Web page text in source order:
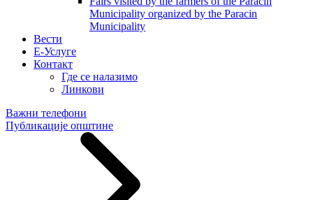
Municipality organized by the Paracin
Municipality
Вести
E-Услуге
Контакт
Где се налазимо
Линкови
Важни телефони
Публикације општине